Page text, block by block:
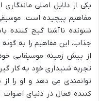
یکی از دلایل اصلی
مفاهیم پیچیده است.
شنونده ناآشنا گیج کننده
جذاب، این مفاهیم را به
از پیش زمینه موسیقایی
تجربه شنیداری خود به کار
توانمندی می دهد و او را
کننده فعال در دنیای